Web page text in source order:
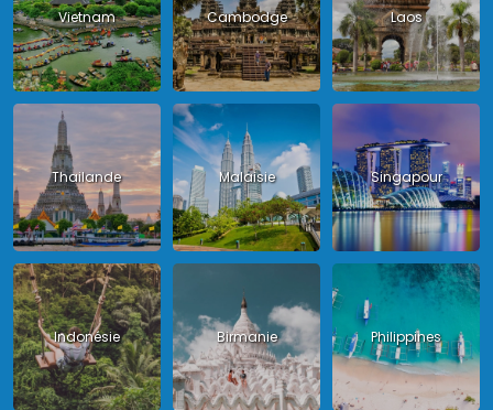
Vietnam Cambodge Laos
Thailande Malaisie Singapour
Indonésie Birmanie Philippines